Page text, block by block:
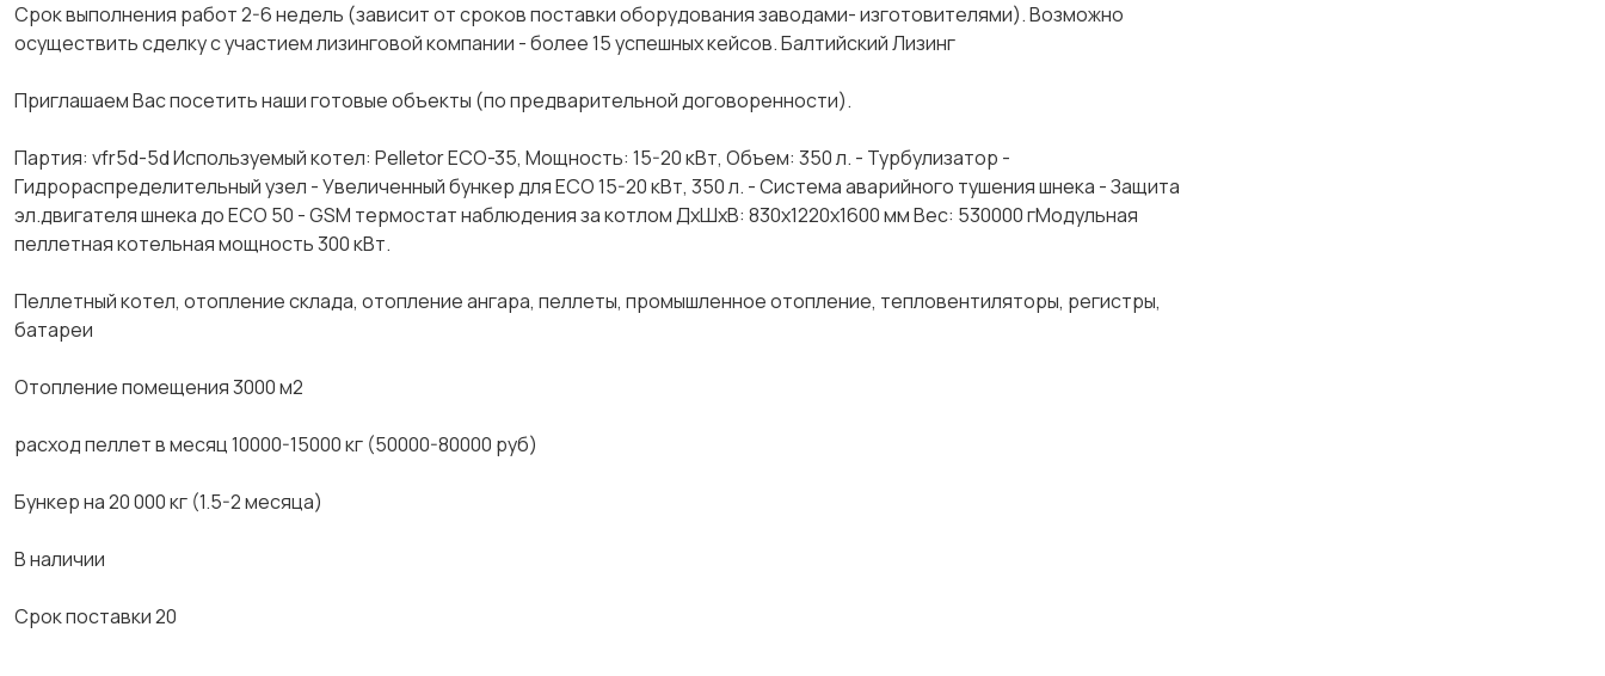
Срок выполнения работ 2-6 недель (зависит от сроков поставки оборудования заводами- изготовителями). Возможно
осуществить сделку с участием лизинговой компании - более 15 успешных кейсов. Балтийский Лизинг
Приглашаем Вас посетить наши готовые объекты (по предварительной договоренности).
Партия: vfr5d-5d Используемый котел: Реllеtоr ЕСО-35, Мощность: 15-20 кВт, Объем: 350 л. - Турбулизатор -
Гидрораспределительный узел - Увеличенный бункер для ЕСО 15-20 кВт, 350 л. - Система аварийного тушения шнека - Защита
эл.двигателя шнека до ЕСО 50 - GSМ термостат наблюдения за котлом ДхШхВ: 830х1220х1600 мм Вес: 530000 гМодульная
пеллетная котельная мощность 300 кВт.
Пеллетный котел, отопление склада, отопление ангара, пеллеты, промышленное отопление, тепловентиляторы, регистры,
батареи
Отопление помещения 3000 м2
расход пеллет в месяц 10000-15000 кг (50000-80000 руб)
Бункер на 20 000 кг (1.5-2 месяца)
В наличии
Срок поставки 20